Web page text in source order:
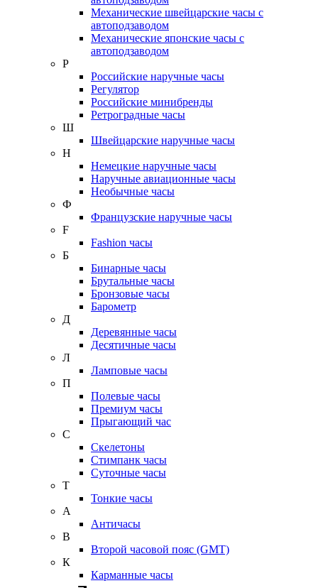
Механические швейцарские часы с
автоподзаводом
Механические японские часы с
автоподзаводом
Р
Российские наручные часы
Регулятор
Российские минибренды
Ретроградные часы
Ш
Швейцарские наручные часы
Н
Немецкие наручные часы
Наручные авиационные часы
Необычные часы
Ф
Французские наручные часы
F
Fashion часы
Б
Бинарные часы
Брутальные часы
Бронзовые часы
Барометр
Д
Деревянные часы
Десятичные часы
Л
Ламповые часы
П
Полевые часы
Премиум часы
Прыгающий час
С
Скелетоны
Стимпанк часы
Суточные часы
Т
Тонкие часы
А
Античасы
В
Второй часовой пояс (GMT)
К
Карманные часы